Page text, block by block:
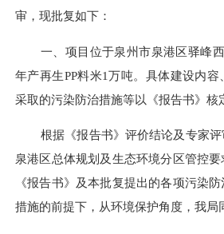
审， 现批复如下：
一、 项目位于泉州市泉港区驿峰
年产再生PP料米1万吨。具体建设内容
采取的污染防治措施等以《报告书》核
根据《报告书》评价结论及 专家
泉港区总体规划及生态环境分区管控要
《报告书》及本批复提出的各项污染
措施的前提下，从环境保护角度，我局